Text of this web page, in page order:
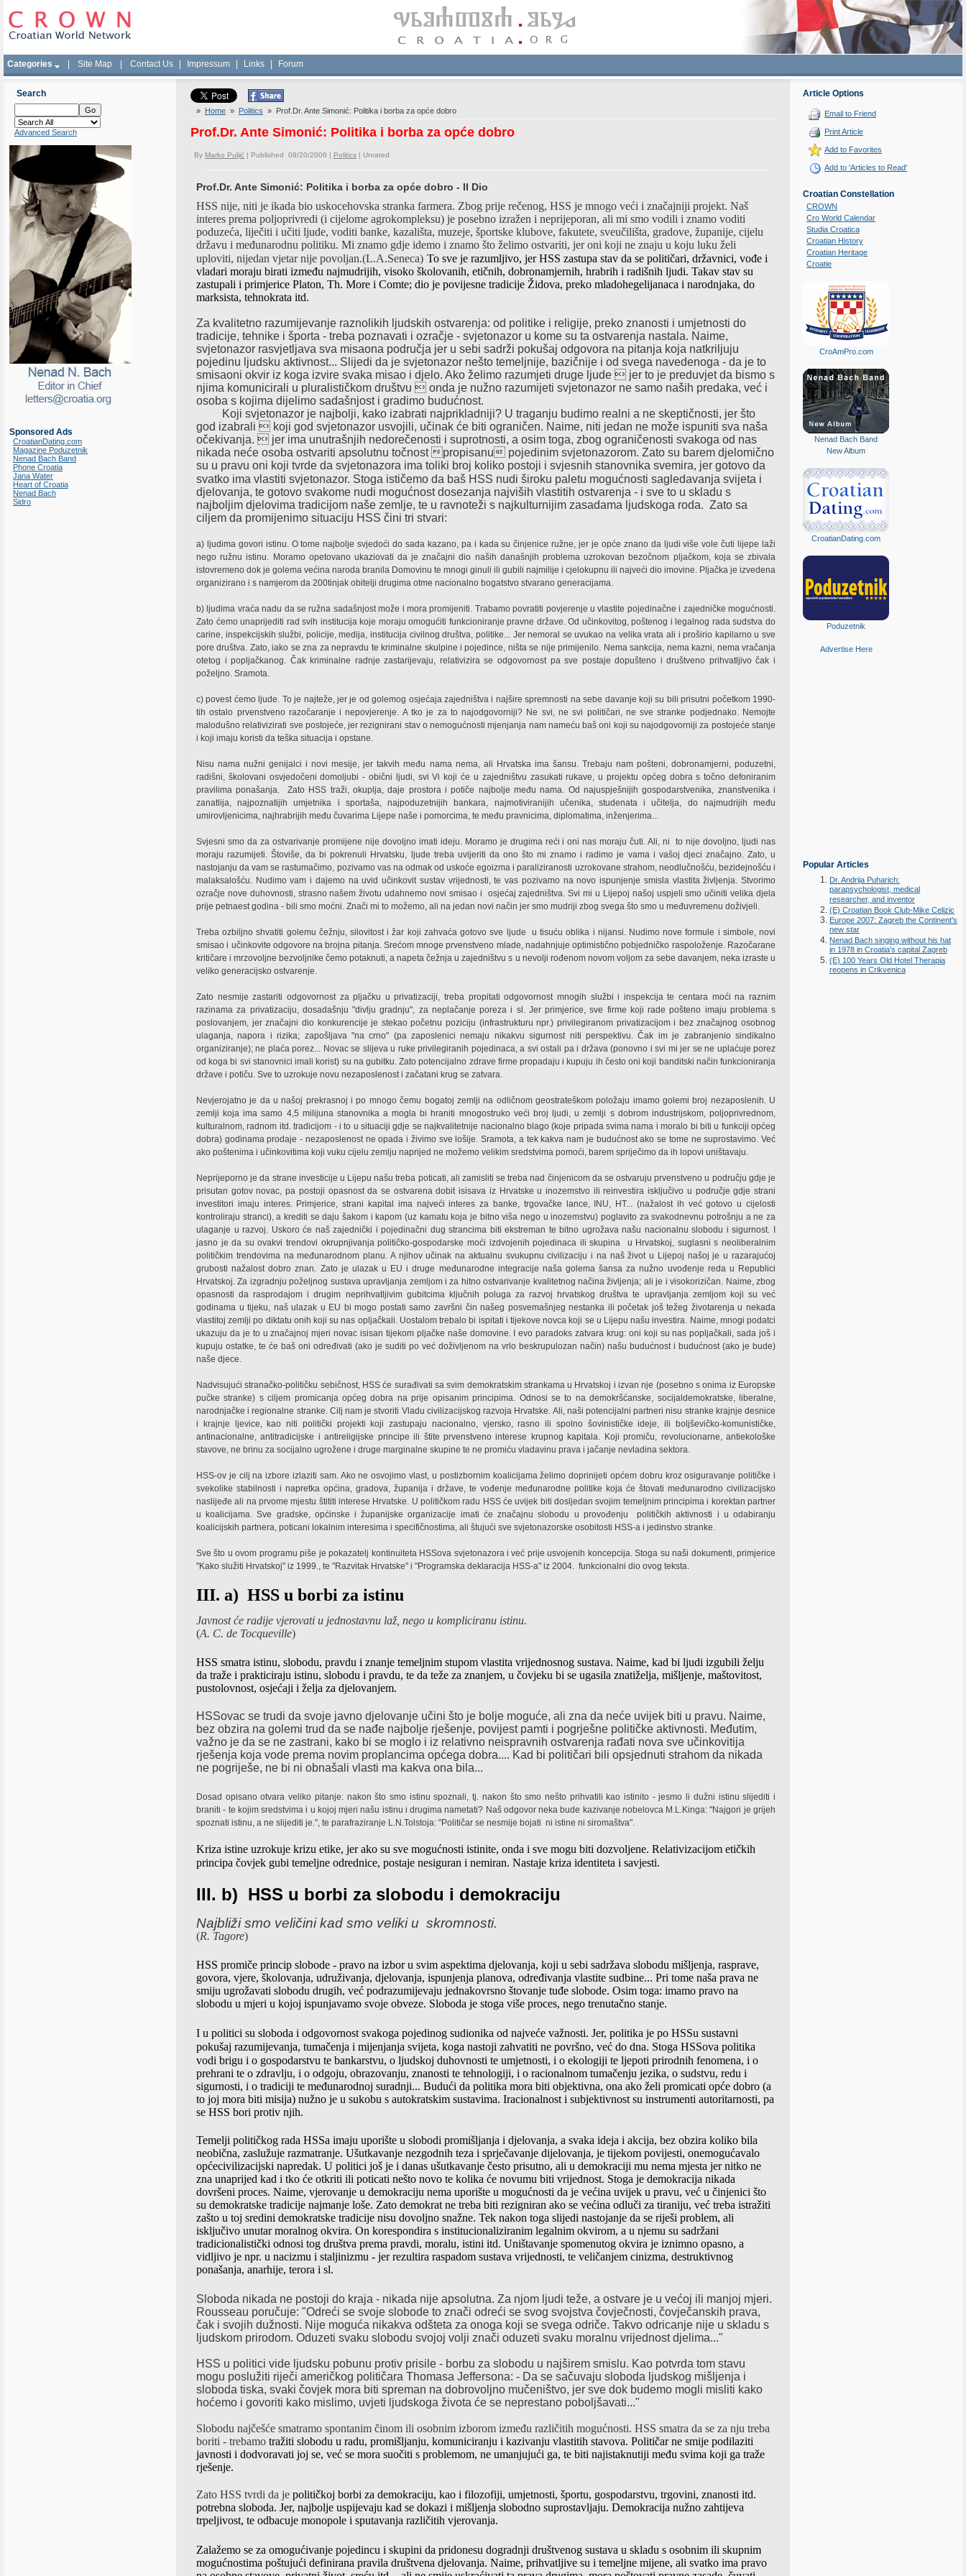
Categories Site Map Contact Us Impressum Links Forum
Search
Advanced Search
Sponsored Ads
CroatianDating.com
Magazine Poduzetnik
Nenad Bach Band
Phone Croatia
Jana Water
Heart of Croatia
Nenad Bach
Sidro
» Home » Politics » Prof.Dr. Ante Simonić: Politika i borba za opće dobro
Prof.Dr. Ante Simonić: Politika i borba za opće dobro
By Marko Puljić | Published 09/20/2006 | Politics | Unrated
Prof.Dr. Ante Simonić: Politika i borba za opće dobro - II Dio
HSS nije, niti je ikada bio uskocehovska stranka farmera. Zbog prije rečenog, HSS je mnogo veći i značajniji projekt. Naš
interes prema poljoprivredi (i cijelome agrokompleksu) je posebno izražen i neprijeporan, ali mi smo vodili i znamo voditi
poduzeća, liječiti i učiti ljude, voditi banke, kazališta, muzeje, športske klubove, fakutete, sveučilišta, gradove, županije, cijelu
državu i međunarodnu politiku. Mi znamo gdje idemo i znamo što želimo ostvariti, jer oni koji ne znaju u koju luku želi
uploviti, nijedan vjetar nije povoljan.(L.A.Seneca) To sve je razumljivo, jer HSS zastupa stav da se političari, državnici, vođe i
vladari moraju birati između najmudrijih, visoko školovanih, etičnih, dobronamjernih, hrabrih i radišnih ljudi. Takav stav su
zastupali i primjerice Platon, Th. More i Comte; dio je povijesne tradicije Židova, preko mladohegelijanaca i narodnjaka, do
marksista, tehnokrata itd.
Za kvalitetno razumijevanje raznolikih ljudskih ostvarenja: od politike i religije, preko znanosti i umjetnosti do
tradicije, tehnike i športa - treba poznavati i ozračje - svjetonazor u kome su ta ostvarenja nastala. Naime,
svjetonazor rasvjetljava sva misaona područja jer u sebi sadrži pokušaj odgovora na pitanja koja natkriljuju
pojedinu ljudsku aktivnost... Slijedi da je svjetonazor nešto temeljnije, bazičnije i od svega navedenoga - da je to
smisaoni okvir iz koga izvire svaka misao i djelo. Ako želimo razumjeti druge ljude  jer to je preduvjet da bismo s
njima komunicirali u pluralističkom društvu  onda je nužno razumijeti svjetonazor ne samo naših predaka, već i
osoba s kojima dijelimo sadašnjosti gradimo budućnost.
Koji svjetonazor je najbolji, kako izabrati najprikladniji? U traganju budimo realni a ne skeptičnosti, jer što
god izabrali  koji god svjetonazor usvojili, učinak će biti ograničen. Naime, niti jedan ne može ispuniti sva naša
očekivanja.  jer ima unutrašnjih nedorečenosti i suprotnosti, a osim toga, zbog ograničenosti svakoga od nas
nikada neće osoba ostvariti apsolutnu točnost propisanu pojedinim svjetonazorom. Zato su barem djelomično
su u pravu oni koji tvrde da svjetonazora ima toliki broj koliko postoji i svjesnih stanovnika svemira, jer gotovo da
svatko ima vlastiti svjetonazor. Stoga ističemo da baš HSS nudi široku paletu mogućnosti sagledavanja svijeta i
djelovanja, te gotovo svakome nudi mogućnost dosezanja najviših vlastitih ostvarenja - i sve to u skladu s
najboljim djelovima tradicijom naše zemlje, te u ravnoteži s najkulturnijim zasadama ljudskoga roda. Zato sa
ciljem da promijenimo situaciju HSS čini tri stvari:
a) ljudima govori istinu. O tome najbolje svjedoći do sada kazano, pa i kada su činjenice ružne, jer je opće znano da ljudi više vole čuti lijepe laži
nego ružnu istinu. Moramo opetovano ukaziovati da je značajni dio naših današnjih problema uzrokovan bezočnom pljačkom, koja se zbivala
istovremeno dok je golema većina naroda branila Domovinu te mnogi ginuli ili gubili najmilije i cjelokupnu ili najveći dio imovine. Pljačka je izvedena
organizirano i s namjerom da 200tinjak obitelji drugima otme nacionalno bogatstvo stvarano generacijama.
b) ljudima vraća nadu da se ružna sadašnjost može i mora promijeniti. Trabamo povratiti povjerenje u vlastite pojedinačne i zajedničke mogućnosti.
Zato ćemo unaprijediti rad svih institucija koje moraju omogućiti funkcioniranje pravne države. Od učinkovitog, poštenog i legalnog rada sudstva do
carine, inspekcijskih službi, policije, medija, institucija civilnog društva, politike... Jer nemoral se uvukao na velika vrata ali i proširio kapilarno u sve
pore društva. Zato, iako se zna za nepravdu te kriminalne skulpine i pojedince, ništa se nije primijenilo. Nema sankcija, nema kazni, nema vračanja
otetog i popljačkanog. Čak kriminalne radnje zastarijevaju, relativizira se odgovornost pa sve postaje dopušteno i društveno prihvatljivo čak i
poželjno. Sramota.
c) povest ćemo ljude. To je najteže, jer je od golemog osjećaja zajedništva i najšire spremnosti na sebe davanje koji su bili prisutni početkom 1990-
tih ostalo prvenstveno razočaranje i nepovjerenje. A tko je za to najodgovorniji? Ne svi, ne svi političari, ne sve stranke podjednako. Nemojte
malodušno relativizirati sve postojeće, jer rezignirani stav o nemogućnosti mjenjanja nam nameću baš oni koji su najodgovorniji za postojeće stanje
i koji imaju koristi da teška situacija i opstane.
Nisu nama nužni genijalci i novi mesije, jer takvih među nama nema, ali Hrvatska ima šansu. Trebaju nam pošteni, dobronamjerni, poduzetni,
radišni, školovani osvjedočeni domoljubi - obični ljudi, svi Vi koji će u zajedništvu zasukati rukave, u projektu općeg dobra s točno defoniranim
pravilima ponašanja.
Zato HSS traži, okuplja, daje prostora i potiče najbolje među nama. Od najuspješnijih gospodarstvenika, znanstvenika i
zanatlija, najpoznatijih umjetnika i sportaša, najpoduzetnijih bankara, najmotiviranijih učenika, studenata i učitelja, do najmudrijih među
umirovljenicima, najhrabrijih među čuvarima Lijepe naše i pomorcima, te među pravnicima, diplomatima, inženjerima...
Svjesni smo da za ostvarivanje promijene nije dovoljno imati ideju. Moramo je drugima reći i oni nas moraju čuti. Ali, ni
to nije dovoljno, ljudi nas
moraju razumijeti. Štoviše, da bi pokrenuli Hrvatsku, ljude treba uvijeriti da ono što mi znamo i radimo je vama i vašoj djeci značajno. Zato, u
nastojanju da vam se rastumačimo, pozivamo vas na odmak od uskoće egoizma i paraliziranosti uzrokovane strahom, neodlučnošću, bezidejnošću i
malaksalošću. Nudimo vam i dajemo na uvid učinkovit sustav vrijednosti, te vas pozivamo na novo ispunjenje smisla vlastita življenja. Stvorimo
ozračje nove duhovnosti, strasno našem životu udahnemo novi smisao i
osjećaj zajedništva. Svi mi u Lijepoj našoj uspjeli smo učiniti velika djela
prije petnaest godina - bili smo moćni. Znači mi to možemo, ali na jedan novi način jer smo mudriji zbog svega što smo u međuvremenu doživjeli.
Treba ozbiljno shvatiti golemu čežnju, silovitost i žar koji zahvaća gotovo sve ljude
u tisuću oblika i nijansi. Nudimo nove formule i simbole, novi
smisao i učinkovite odgovore na brojna pitanja. Srećom mnoge prvenstveno mlade, nadahnjuje optimistično pobjedničko raspoloženje. Razočarane
kritičare i mrzovoljne bezvoljnike čemo potaknuti, a napeta čežnja u zajedništvu s u nevolji rođenom novom voljom za sebe davanjem, neka izraste u
veliko generacijsko ostvarenje.
Zato nesmije zastariti odgovornost za pljačku u privatizaciji, treba propitati odgovornost mnogih službi i inspekcija te centara moći na raznim
razinama za privatizaciju, dosadašnju "divlju gradnju", za neplačanje poreza i sl. Jer primjerice, sve firme koji rade pošteno imaju problema s
poslovanjem, jer značajni dio konkurencije je stekao početnu poziciju (infrastrukturu npr.) privilegiranom privatizacijom i bez značajnog osobnog
ulaganja, napora i rizika; zapošljava "na crno" (pa zaposlenici nemaju nikakvu sigurnost niti perspektivu. Čak im je zabranjenio sindikalno
organiziranje); ne plaća porez... Novac se slijeva u ruke privilegiranih pojedinaca, a svi ostali pa i država (ponovno i svi mi jer se ne uplaćuje porez
od koga bi svi stanovnici imali korist) su na gubitku. Zato potencijalno zdrave firme propadaju i kupuju ih često oni koji banditski način funkcioniranja
države i potiču. Sve to uzrokuje novu nezaposlenost i začatani krug se zatvara.
Nevjerojatno je da u našoj prekrasnoj i po mnogo čemu bogatoj zemlji na odličnom geostrateškom položaju imamo golemi broj nezaposlenih. U
zemlji koja ima samo 4,5 milijuna stanovnika a mogla bi hraniti mnogostruko veći broj ljudi, u zemlji s dobrom industrijskom, poljoprivrednom,
kulturalnom, radnom itd. tradicijom - i to u situaciji gdje se najkvalitetnije nacionalno blago (koje pripada svima nama i moralo bi biti u funkciji općeg
dobra) godinama prodaje - nezaposlenost ne opada i živimo sve lošije. Sramota, a tek kakva nam je budućnost ako se tome ne suprostavimo. Već
ako poštenima i učinkovitima koji vuku cijelu zemlju naprijed ne možemo velikim sredstvima pomoći, barem spriječimo da ih lopovi uništavaju.
Neprijeporno je da strane investicije u Lijepu našu treba poticati, ali zamisliti se treba nad činjenicom da se ostvaruju prvenstveno u području gdje je
prisutan gotov novac, pa postoji opasnost da se ostvarena dobit isisava iz Hrvatske u inozemstvo ili reinvestira isključivo u područje gdje strani
investitori imaju interes. Primjerice, strani kapital ima najveći interes za banke, trgovačke lance, INU, HT... (nažalost ih već gotovo u cijelosti
kontroliraju stranci), a krediti se daju šakom i kapom (uz kamatu koja je bitno viša nego u inozemstvu) poglavito za svakodnevnu potrošnju a ne za
ulaganje u razvoj. Uskoro će naš zajednički i pojedinačni dug strancima biti ekstreman te bitno ugrožava našu nacionalnu slobodu i sigurnost. I
jasno je da su ovakvi trendovi okrupnjivanja političko-gospodarske moći izdvojenih pojedinaca ili skupina
u Hrvatskoj, suglasni s neoliberalnim
političkim trendovima na međunarodnom planu. A njihov učinak na aktualnu svukupnu civilizaciju i na naš život u Lijepoj našoj je u razarajućoj
grubosti nažalost dobro znan. Zato je ulazak u EU i druge međunarodne integracije naša golema šansa za nužno uvođenje reda u Republici
Hrvatskoj. Za izgradnju poželjnog sustava upravljanja zemljom i za hitno ostvarivanje kvalitetnog načina življenja; ali je i visokorizičan. Naime, zbog
opasnosti da rasprodajom i drugim neprihvatljivim gubitcima ključnih poluga za razvoj hrvatskog društva te upravljanja zemljom koji su već
godinama u tijeku, naš ulazak u EU bi mogo postati samo završni čin našeg posvemašnjeg nestanka ili početak još težeg životarenja u nekada
vlastitoj zemlji po diktatu onih koji su nas opljačkali. Uostalom trebalo bi ispitati i tijekove novca koji se u Lijepu našu investira. Naime, mnogi podatci
ukazuju da je to u značajnoj mjeri novac isisan tijekom pljačke naše domovine. I evo paradoks zatvara krug: oni koji su nas popljačkali, sada još i
kupuju ostatke, te će baš oni određivati (ako je suditi po već doživljenom na vrlo beskrupulozan način) našu budućnost i budućnost (ako je bude)
naše djece.
Nadvisujući stranačko-političku sebičnost, HSS će surađivati sa svim demokratskim strankama u Hrvatskoj i izvan nje (posebno s onima iz Europske
pučke stranke) s ciljem promicanja općeg dobra na prije opisanim principima. Odnosi se to na demokršćanske, socijaldemokratske, liberalne,
narodnjačke i regionalne stranke. Cilj nam je stvoriti Vladu civilizacijskog razvoja Hrvatske. Ali, naši potencijalni partneri nisu stranke krajnje desnice
i krajnje ljevice, kao niti politički projekti koji zastupaju nacionalno, vjersko, rasno ili spolno šovinističke ideje, ili boljševičko-komunističke,
antinacionalne, antitradicijske i antireligijske principe ili štite prvenstveno interese krupnog kapitala. Koji promiču, revolucionarne, antiekološke
stavove, ne brinu za socijalno ugrožene i druge marginalne skupine te ne promiću vladavinu prava i jačanje nevladina sektora.
HSS-ov je cilj na izbore izlaziti sam. Ako ne osvojimo vlast, u postizbornim koalicijama želimo doprinijeti općem dobru kroz osiguravanje političke i
svekolike stabilnosti i napretka općina, gradova, županija i države, te vođenje međunarodne politike koja će štovati međunarodno civilizacijsko
naslijeđe ali na prvome mjestu štititi interese Hrvatske. U političkom radu HSS će uvijek biti dosljedan svojim temeljnim principima i korektan partner
u koalicijama. Sve gradske, općinske i županijske organizacije imati će značajnu slobodu u provođenju
političkih aktivnosti i u odabiranju
koalicijskih partnera, poticani lokalnim interesima i specifičnostima, ali štujući sve svjetonazorske osobitosti HSS-a i jedinstvo stranke.
Sve što u ovom programu piše je pokazatelj kontinuiteta HSSova svjetonazora i već prije usvojenih koncepcija. Stoga su naši dokumenti, primjerice
"Kako služiti Hrvatskoj" iz 1999., te "Razvitak Hrvatske" i "Programska deklaracija HSS-a" iz 2004. funkcionalni dio ovog teksta.
III. a) HSS u borbi za istinu
Javnost će radije vjerovati u jednostavnu laž, nego u kompliciranu istinu.
(A. C. de Tocqueville)
HSS smatra istinu, slobodu, pravdu i znanje temeljnim stupom vlastita vrijednosnog sustava. Naime, kad bi ljudi izgubili želju
da traže i prakticiraju istinu, slobodu i pravdu, te da teže za znanjem, u čovjeku bi se ugasila znatiželja, mišljenje, maštovitost,
pustolovnost, osjećaji i želja za djelovanjem.
HSSovac se trudi da svoje javno djelovanje učini što je bolje moguće, ali zna da neće uvijek biti u pravu. Naime,
bez obzira na golemi trud da se nađe najbolje rješenje, povijest pamti i pogrješne političke aktivnosti. Međutim,
važno je da se ne zastrani, kako bi se moglo i iz relativno neispravnih ostvarenja rađati nova sve učinkovitija
rješenja koja vode prema novim proplancima općega dobra.... Kad bi političari bili opsjednuti strahom da nikada
ne pogriješe, ne bi ni obnašali vlasti ma kakva ona bila...
Dosad opisano otvara veliko pitanje: nakon što smo istinu spoznali, tj. nakon što smo nešto prihvatili kao istinito - jesmo li dužni istinu slijediti i
braniti - te kojim sredstvima i u kojoj mjeri našu istinu i drugima nametati? Naš odgovor neka bude kazivanje nobelovca M.L.Kinga: "Najgori je grijeh
spoznati istinu, a ne slijediti je.", te parafraziranje L.N.Tolstoja: "Političar se nesmije bojati ni istine ni siromaštva".
Kriza istine uzrokuje krizu etike, jer ako su sve mogućnosti istinite, onda i sve mogu biti dozvoljene. Relativizacijom etičkih
principa čovjek gubi temeljne odrednice, postaje nesiguran i nemiran. Nastaje kriza identiteta i savjesti.
III. b) HSS u borbi za slobodu i demokraciju
Najbliži smo veličini kad smo veliki u skromnosti.
(R. Tagore)
HSS promiče princip slobode - pravo na izbor u svim aspektima djelovanja, koji u sebi sadržava slobodu mišljenja, rasprave,
govora, vjere, školovanja, udruživanja, djelovanja, ispunjenja planova, određivanja vlastite sudbine... Pri tome naša prava ne
smiju ugrožavati slobodu drugih, već podrazumijevaju jednakovrsno štovanje tuđe slobode. Osim toga: imamo pravo na
slobodu u mjeri u kojoj ispunjavamo svoje obveze. Sloboda je stoga više proces, nego trenutačno stanje.
I u politici su sloboda i odgovornost svakoga pojedinog sudionika od najveće važnosti. Jer, politika je po HSSu sustavni
pokušaj razumijevanja, tumačenja i mijenjanja svijeta, koga nastoji zahvatiti ne površno, već do dna. Stoga HSSova politika
vodi brigu i o gospodarstvu te bankarstvu, o ljudskoj duhovnosti te umjetnosti, i o ekologiji te ljepoti prirodnih fenomena, i o
prehrani te o zdravlju, i o odgoju, obrazovanju, znanosti te tehnologiji, i o racionalnom tumačenju jezika, o sudstvu, redu i
sigurnosti, i o tradiciji te međunarodnoj suradnji... Budući da politika mora biti objektivna, ona ako želi promicati opće dobro (a
to joj mora biti misija) nužno je u sukobu s autokratskim sustavima. Iracionalnost i subjektivnost su instrumenti autoritarnosti, pa
se HSS bori protiv njih.
Temelji političkog rada HSSa imaju uporište u slobodi promišljanja i djelovanja, a svaka ideja i akcija, bez obzira koliko bila
neobična, zaslužuje razmatranje. Ušutkavanje nezgodnih teza i sprječavanje dijelovanja, je tijekom povijesti, onemogućavalo
općecivilizacijski napredak. U politici još je i danas ušutkavanje često prisutno, ali u demokraciji mu nema mjesta jer nitko ne
zna unaprijed kad i tko će otkriti ili poticati nešto novo te kolika će novumu biti vrijednost. Stoga je demokracija nikada
dovršeni proces. Naime, vjerovanje u demokraciju nema uporište u mogućnosti da je većina uvijek u pravu, već u činjenici što
su demokratske tradicije najmanje loše. Zato demokrat ne treba biti rezigniran ako se većina odluči za tiraniju, već treba istražiti
zašto u toj sredini demokratske tradicije nisu dovoljno snažne. Tek nakon toga slijedi nastojanje da se riješi problem, ali
isključivo unutar moralnog okvira. On korespondira s institucionaliziranim legalnim okvirom, a u njemu su sadržani
tradicionalistički odnosi tog društva prema pravdi, moralu, istini itd. Uništavanje spomenutog okvira je iznimno opasno, a
vidljivo je npr. u nacizmu i staljinizmu - jer rezultira raspadom sustava vrijednosti, te veličanjem cinizma, destruktivnog
ponašanja, anarhije, terora i sl.
Sloboda nikada ne postoji do kraja - nikada nije apsolutna. Za njom ljudi teže, a ostvare je u većoj ili manjoj mjeri.
Rousseau poručuje: "Odreći se svoje slobode to znači odreći se svog svojstva čovječnosti, čovječanskih prava,
čak i svojih dužnosti. Nije moguća nikakva odšteta za onoga koji se svega odriče. Takvo odricanje nije u skladu s
ljudskom prirodom. Oduzeti svaku slobodu svojoj volji znači oduzeti svaku moralnu vrijednostdjelima..."
HSS u politici vide ljudsku pobunu protiv prisile - borbu za slobodu u najširem smislu. Kao potvrda tom stavu
mogu poslužiti riječi američkog političara Thomasa Jeffersona: - Da se sačuvaju sloboda ljudskog mišljenja i
sloboda tiska, svaki čovjek mora biti spreman na dobrovoljno mučeništvo, jer sve dok budemo mogli misliti kako
hoćemo i govoriti kako mislimo, uvjeti ljudskoga života će se neprestano poboljšavati..."
Slobodu najčešće smatramo spontanim činom ili osobnim izborom između različitih mogućnosti. HSS smatra da se za nju treba
boriti - trebamo tražiti slobodu u radu, promišljanju, komuniciranju i kazivanju vlastitih stavova. Političar ne smije podilaziti
javnosti i dodvoravati joj se, već se mora suočiti s problemom, ne umanjujući ga, te biti najistaknutiji među svima koji ga traže
rješenje.
Zato HSS tvrdi da je političkoj borbi za demokraciju, kao i filozofiji, umjetnosti, športu, gospodarstvu, trgovini, znanosti itd.
potrebna sloboda. Jer, najbolje uspijevaju kad se dokazi i mišljenja slobodno suprostavljaju. Demokracija nužno zahtijeva
trpeljivost, te odbacuje monopole i sputavanja različitih vjerovanja.
Zalažemo se za omogućivanje pojedincu i skupini da pridonesu dogradnji društvenog sustava u skladu s osobnim ili skupnim
mogućnostima poštujući definirana pravila društvena djelovanja. Naime, prihvatljive su i temeljne mijene, ali svatko ima pravo
Article Options
Email to Friend
Print Article
Add to Favorites
Add to 'Articles to Read'
Croatian Constellation
CROWN
Cro World Calendar
Studia Croatica
Croatian History
Croatian Heritage
Croatie
CroAmPro.com
Nenad Bach Band
New Album
CroatianDating.com
Poduzetnik
Advertise Here
Popular Articles
Dr. Andrija Puharich:
parapsychologist, medical
researcher, and inventor
(E) Croatian Book Club-Mike Celizic
Europe 2007: Zagreb the Continent's
new star
Nenad Bach singing without his hat
in 1978 in Croatia's capital Zagreb
(E) 100 Years Old Hotel Therapia
reopens in Crikvenica